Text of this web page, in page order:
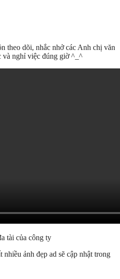
theo dõi, nhắc nhở các Anh chị văn
và nghỉ việc đúng giờ ^_^
tài của công ty
ảnh đẹp ad sẽ cập nhật trong